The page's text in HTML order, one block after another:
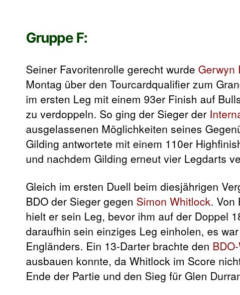
Gruppe F:
Seiner Favoritenrolle gerecht wurde Gerwyn
Montag über den Tourcardqualifier zum
im ersten Leg mit einem 93er Finish auf
zu verdoppeln. So ging der Sieger der
ausgelassenen Möglichkeiten seines
Gilding antwortete mit einem 110er
und nachdem Gilding erneut vier Legdarts
Gleich im ersten Duell beim diesjährigen
BDO der Sieger gegen Simon Whitlock. Von
hielt er sein Leg, bevor ihm auf der Doppel
daraufhin sein einziges Leg einholen, es
Engländers. Ein 13-Darter brachte den
ausbauen konnte, da Whitlock im Score
Ende der Partie und den Sieg für Glen